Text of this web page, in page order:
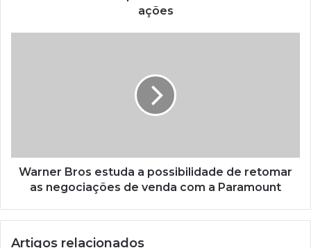
ações
Warner Bros estuda a possibilidade de retomar
as negociações de venda com a Paramount
Artigos relacionados